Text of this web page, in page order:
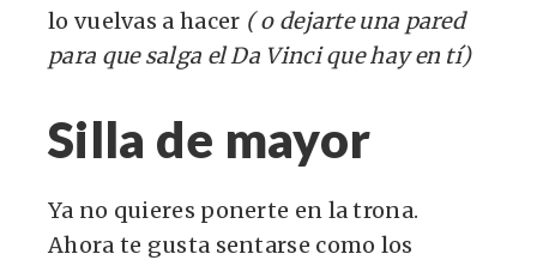
lo vuelvas a hacer ( o dejarte una pared
para que salga el Da Vinci que hay en tí)
Silla de mayor
Ya no quieres ponerte en la trona.
Ahora te gusta sentarse como los